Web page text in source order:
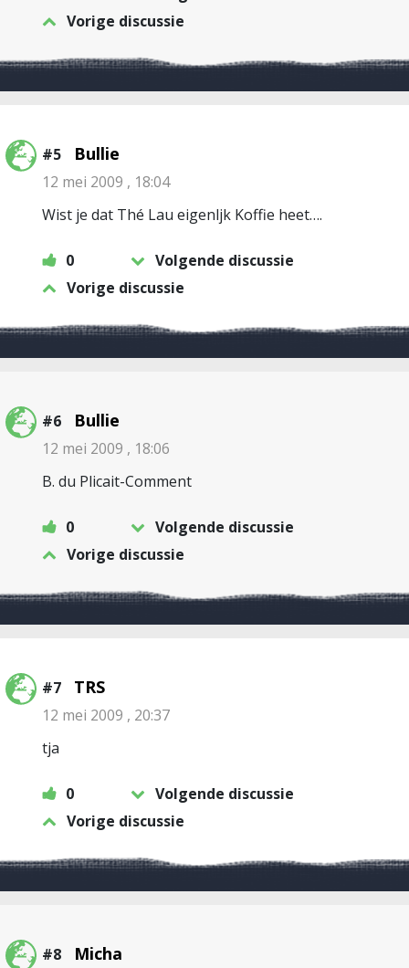
Vorige discussie
#5 Bullie
12 mei 2009 , 18:04
Wist je dat Thé Lau eigenljk Koffie heet….
0
Volgende discussie
Vorige discussie
#6 Bullie
12 mei 2009 , 18:06
B. du Plicait-Comment
0
Volgende discussie
Vorige discussie
#7 TRS
12 mei 2009 , 20:37
tja
0
Volgende discussie
Vorige discussie
#8 Micha